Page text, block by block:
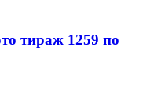
тираж 1259 по